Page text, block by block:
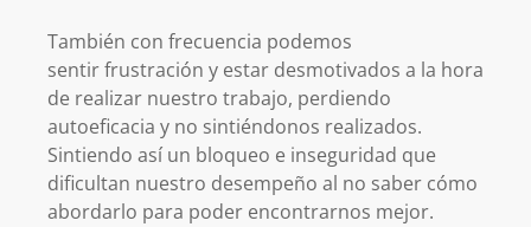
También con frecuencia podemos
sentir frustración y estar desmotivados a la hora
de realizar nuestro trabajo, perdiendo
autoeficacia y no sintiéndonos realizados.
Sintiendo así un bloqueo e inseguridad que
dificultan nuestro desempeño al no saber cómo
abordarlo para poder encontrarnos mejor.